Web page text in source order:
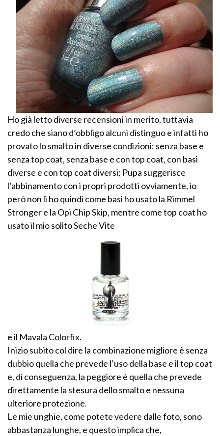
Ho già letto diverse recensioni in merito, tuttavia
credo che siano d’obbligo alcuni distinguo e infatti ho
provato lo smalto in diverse condizioni: senza base e
senza top coat, senza base e con top coat, con basi
diverse e con top coat diversi; Pupa suggerisce
l’abbinamento con i propri prodotti ovviamente, io
però non li ho quindi come basi ho usato la Rimmel
Stronger e la Opi Chip Skip, mentre come top coat ho
usato il mio solito Seche Vite
e il Mavala Colorfix.
Inizio subito col dire la combinazione migliore è senza
dubbio quella che prevede l’uso della base e il top coat
e, di conseguenza, la peggiore è quella che prevede
direttamente la stesura dello smalto e nessuna
ulteriore protezione.
Le mie unghie, come potete vedere dalle foto, sono
abbastanza lunghe, e questo implica che,